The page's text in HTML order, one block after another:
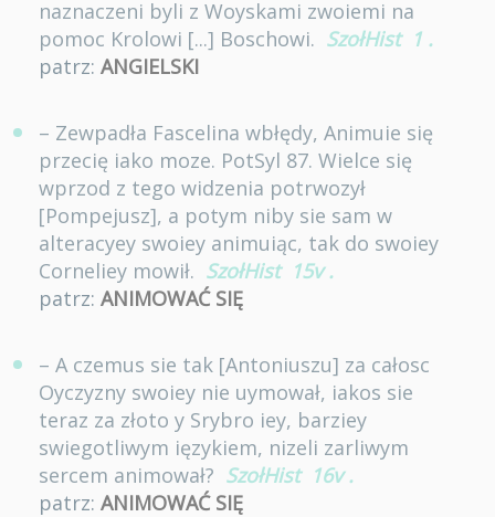
naznaczeni byli z Woyskami zwoiemi na
pomoc Krolowi [...] Boschowi. SzołHist 1 .
patrz: ANGIELSKI
– Zewpadła Fascelina wbłędy, Animuie się
przecię iako moze. PotSyl 87. Wielce się
wprzod z tego widzenia potrwozył
[Pompejusz], a potym niby sie sam w
alteracyey swoiey animuiąc, tak do swoiey
Corneliey mowił. SzołHist 15v .
patrz: ANIMOWAĆ SIĘ
– A czemus sie tak [Antoniuszu] za całosc
Oyczyzny swoiey nie uymował, iakos sie
teraz za złoto y Srybro iey, barziey
swiegotliwym ięzykiem, nizeli zarliwym
sercem animował? SzołHist 16v .
patrz: ANIMOWAĆ SIĘ